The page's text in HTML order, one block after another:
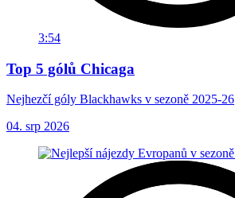
3:54
Top 5 gólů Chicaga
Nejhezčí góly Blackhawks v sezoně 2025-26
04. srp 2026